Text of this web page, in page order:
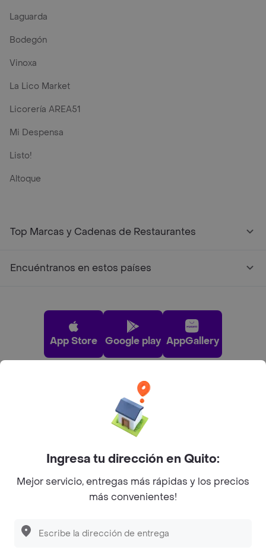
Laguarda
Bodegón
Vinoxa
La Lico Market
Licorería AREA51
Mi Despensa
Listo!
Altoque
Top Marcas y Cadenas de Restaurantes
Encuéntranos en estos países
App Store Google play AppGallery
Pide tu comida favorita cerca de ti
Ingresa tu dirección en Quito:
Mejor servicio, entregas más rápidas y los precios
más convenientes!